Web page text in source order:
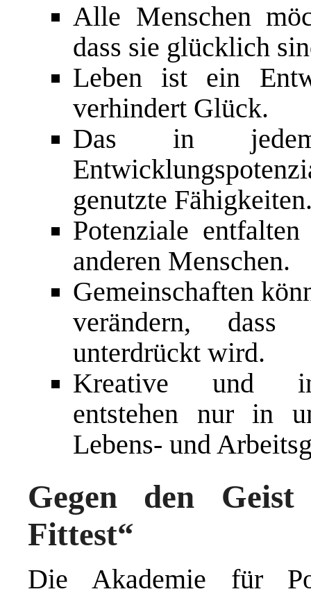
Alle Menschen
dass sie glücklich
Leben ist ein
verhindert Glück.
Das in jedem
genutzte
Potenziale
anderen Menschen.
Gemeinschaften
verändern,
unterdrückt wird.
Kreative und
entstehen nur in
Lebens- und
Gegen den
Fittest“
Die Akademie für